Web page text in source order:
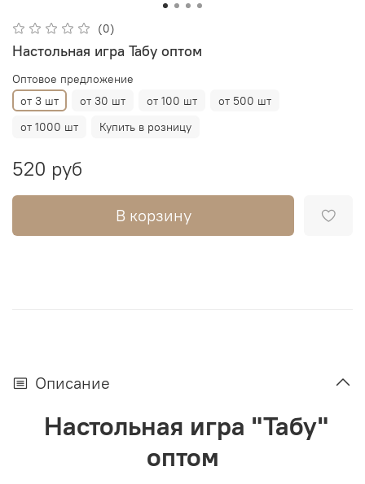
(0)
Настольная игра Табу оптом
Оптовое предложение
от 3 шт
от 30 шт от 100 шт
от 500 шт
от 1000 шт
Купить в розницу
520 руб
В корзину
Описание
Настольная игра "Табу"
оптом